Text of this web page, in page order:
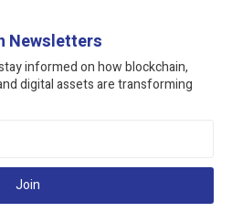
Newsletters
informed on how blockchain,
digital assets are transforming
Join